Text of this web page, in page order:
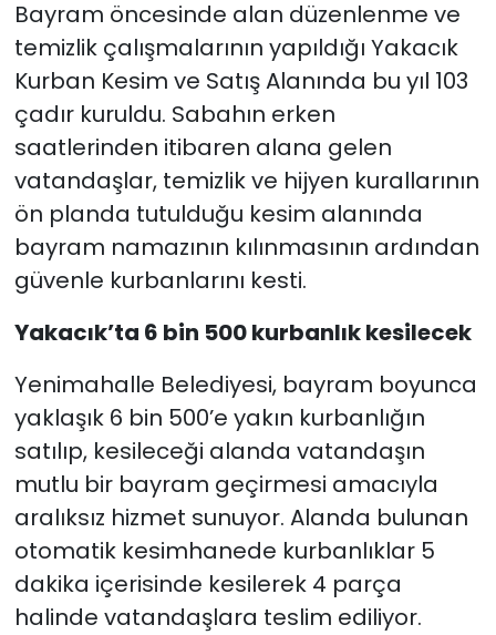
Bayram öncesinde alan düzenlenme ve
temizlik çalışmalarının yapıldığı Yakacık
Kurban Kesim ve Satış Alanında bu yıl 103
çadır kuruldu. Sabahın erken
saatlerinden itibaren alana gelen
vatandaşlar, temizlik ve hijyen kurallarının
ön planda tutulduğu kesim alanında
bayram namazının kılınmasının ardından
güvenle kurbanlarını kesti.
Yakacık’ta 6 bin 500 kurbanlık kesilecek
Yenimahalle Belediyesi, bayram boyunca
yaklaşık 6 bin 500’e yakın kurbanlığın
satılıp, kesileceği alanda vatandaşın
mutlu bir bayram geçirmesi amacıyla
aralıksız hizmet sunuyor. Alanda bulunan
otomatik kesimhanede kurbanlıklar 5
dakika içerisinde kesilerek 4 parça
halinde vatandaşlara teslim ediliyor.